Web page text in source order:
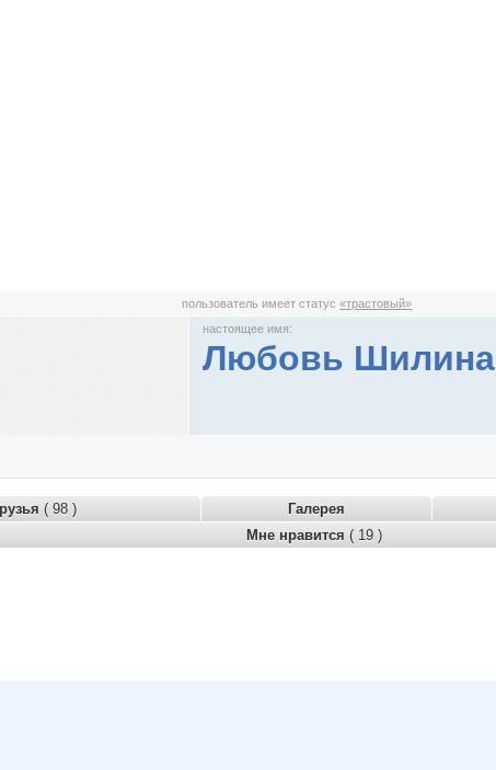
пользователь имеет статус«трастовый»
настоящее имя:
Любовь Шилина
( 98 ) Галерея
Мне нравится ( 19 )